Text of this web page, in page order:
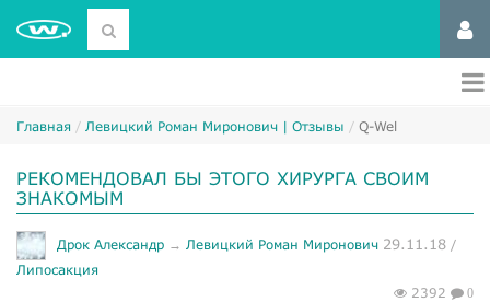
Главная Левицкий Роман Миронович | Отзывы Q-Wel
РЕКОМЕНДОВАЛ БЫ ЭТОГО ХИРУРГА СВОИМ
ЗНАКОМЫМ
Дрок Александр → Левицкий Роман Миронович 29.11.18 /
Липосакция
2392
0